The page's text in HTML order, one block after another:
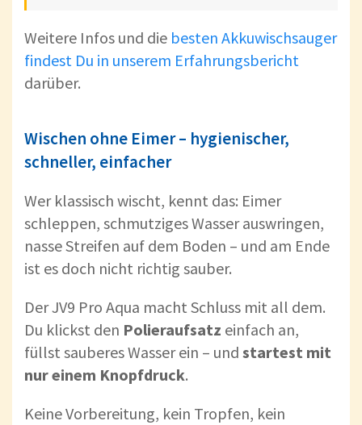
Weitere Infos und die besten Akkuwischsauger
findest Du in unserem Erfahrungsbericht
darüber.
Wischen ohne Eimer – hygienischer,
schneller, einfacher
Wer klassisch wischt, kennt das: Eimer
schleppen, schmutziges Wasser auswringen,
nasse Streifen auf dem Boden – und am Ende
ist es doch nicht richtig sauber.
Der JV9 Pro Aqua macht Schluss mit all dem.
Du klickst den Polieraufsatz einfach an,
füllst sauberes Wasser ein – und startest mit
nur einem Knopfdruck.
Keine Vorbereitung, kein Tropfen, kein